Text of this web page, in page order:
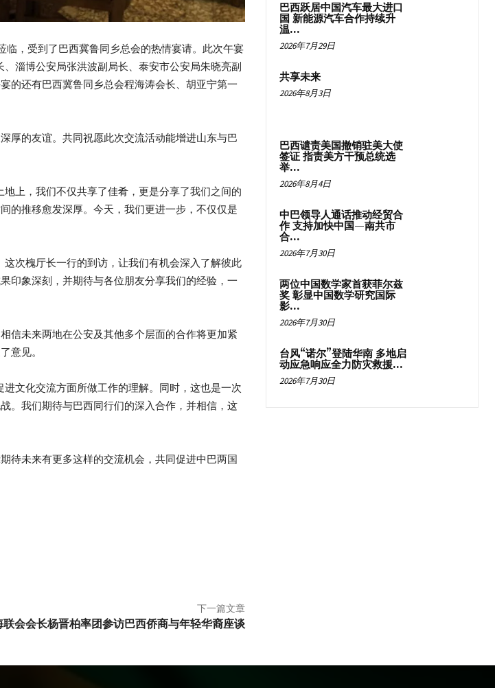
，受到了巴西冀鲁同乡总会的热情宴请。此次午宴
淄博公安局张洪波副局长、泰安市公安局朱晓亮副
的还有巴西冀鲁同乡总会程海涛会长、胡亚宁第一
厚的友谊。共同祝愿此次交流活动能增进山东与巴
上，我们不仅共享了佳肴，更是分享了我们之间的
的推移愈发深厚。今天，我们更进一步，不仅仅是
次槐厅长一行的到访，让我们有机会深入了解彼此
印象深刻，并期待与各位朋友分享我们的经验，一
信未来两地在公安及其他多个层面的合作将更加紧
意见。
文化交流方面所做工作的理解。同时，这也是一次
。我们期待与巴西同行们的深入合作，并相信，这
待未来有更多这样的交流机会，共同促进中巴两国
下一篇文章
联会会长杨晋柏率团参访巴西侨商与年轻华裔座谈
巴西跃居中国汽车最大进口
国 新能源汽车合作持续升
温...
2026年7月29日
共享未来
2026年8月3日
巴西谴责美国撤销驻美大使
签证 指责美方干预总统选
举...
2026年8月4日
中巴领导人通话推动经贸合
作 支持加快中国—南共市
合...
2026年7月30日
两位中国数学家首获菲尔兹
奖 彰显中国数学研究国际
影...
2026年7月30日
台风“诺尔”登陆华南 多地启
动应急响应全力防灾救援...
2026年7月30日